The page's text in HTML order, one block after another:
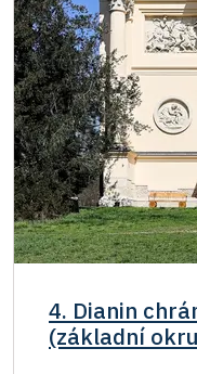
4. Dianin
(základní